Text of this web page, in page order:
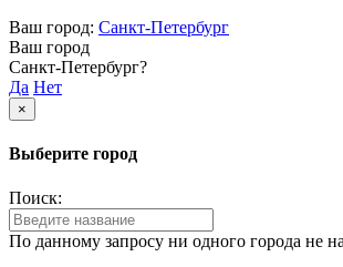
Ваш город: Санкт-Петербург
Ваш город
Санкт-Петербург?
Да Нет
×
Выберите город
Поиск:
По данному запросу ни одного города не